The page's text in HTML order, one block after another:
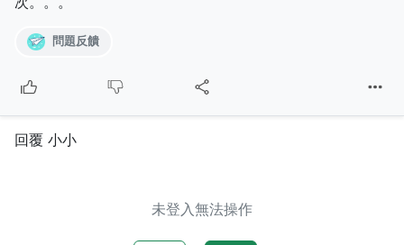
問題反饋
回覆 小小
未登入無法操作